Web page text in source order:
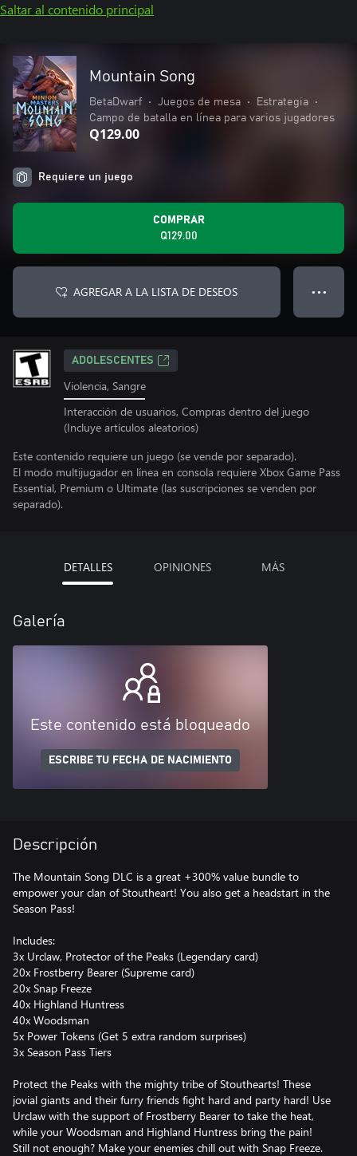
Saltar al contenido principal
Mountain Song
BetaDwarf • Juegos de mesa • Estrategia
•
Campo de batalla en línea para varios jugadores
Q129.00
Requiere un juego
COMPRAR
Q129.00
AGREGAR A LA LISTA DE DESEOS ● ● ●
ADOLESCENTES
Violencia, Sangre
Interacción de usuarios, Compras dentro del juego
(Incluye artículos aleatorios)
Este contenido requiere un juego (se vende por separado).
El modo multijugador en línea en consola requiere Xbox Game Pass
Essential, Premium o Ultimate (las suscripciones se venden por
separado).
DETALLES OPINIONES MÁS
Galería
Este contenido está bloqueado
ESCRIBE TU FECHA DE NACIMIENTO
Descripción
The Mountain Song DLC is a great +300% value bundle to
empower your clan of Stoutheart! You also get a headstart in the
Season Pass!
Includes:
3x Urclaw, Protector of the Peaks (Legendary card)
20x Frostberry Bearer (Supreme card)
20x Snap Freeze
40x Highland Huntress
40x Woodsman
5x Power Tokens (Get 5 extra random surprises)
3x Season Pass Tiers
Protect the Peaks with the mighty tribe of Stouthearts! These
jovial giants and their furry friends fight hard and party hard! Use
Urclaw with the support of Frostberry Bearer to take the heat,
while your Woodsman and Highland Huntress bring the pain!
Still not enough? Make your enemies chill out with Snap Freeze.